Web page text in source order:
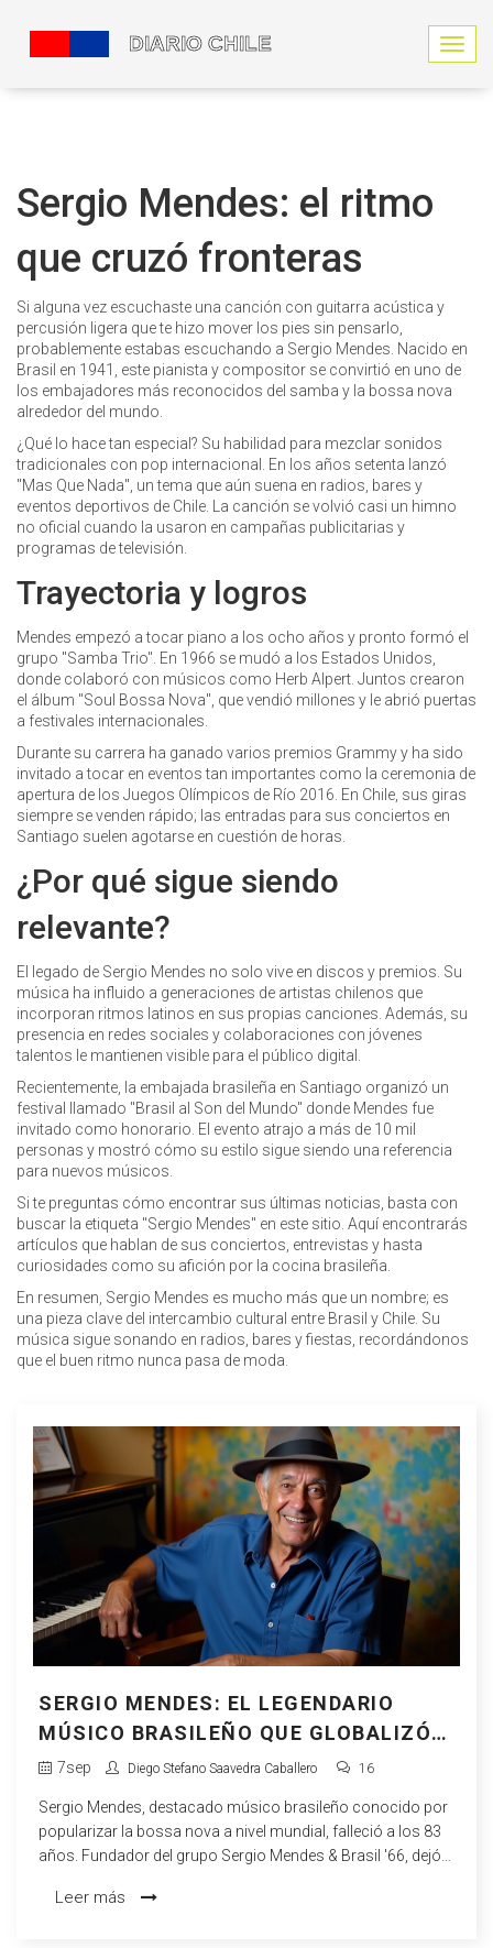
N
a
l
a
Sergio Mendes: el ritmo
que cruzó fronteras
Si alguna vez escuchaste una canción con guitarra acústica y
percusión ligera que te hizo mover los pies sin pensarlo,
probablemente estabas escuchando a Sergio Mendes. Nacido en
Brasil en 1941, este pianista y compositor se convirtió en uno de
los embajadores más reconocidos del samba y la bossa nova
alrededor del mundo.
¿Qué lo hace tan especial? Su habilidad para mezclar sonidos
tradicionales con pop internacional. En los años setenta lanzó
"Mas Que Nada", un tema que aún suena en radios, bares y
eventos deportivos de Chile. La canción se volvió casi un himno
no oficial cuando la usaron en campañas publicitarias y
programas de televisión.
Trayectoria y logros
Mendes empezó a tocar piano a los ocho años y pronto formó el
grupo "Samba Trio". En 1966 se mudó a los Estados Unidos,
donde colaboró con músicos como Herb Alpert. Juntos crearon
el álbum "Soul Bossa Nova", que vendió millones y le abrió puertas
a festivales internacionales.
Durante su carrera ha ganado varios premios Grammy y ha sido
invitado a tocar en eventos tan importantes como la ceremonia de
apertura de los Juegos Olímpicos de Río 2016. En Chile, sus giras
siempre se venden rápido; las entradas para sus conciertos en
Santiago suelen agotarse en cuestión de horas.
¿Por qué sigue siendo
relevante?
El legado de Sergio Mendes no solo vive en discos y premios. Su
música ha influido a generaciones de artistas chilenos que
incorporan ritmos latinos en sus propias canciones. Además, su
presencia en redes sociales y colaboraciones con jóvenes
talentos le mantienen visible para el público digital.
Recientemente, la embajada brasileña en Santiago organizó un
festival llamado "Brasil al Son del Mundo" donde Mendes fue
invitado como honorario. El evento atrajo a más de 10 mil
personas y mostró cómo su estilo sigue siendo una referencia
para nuevos músicos.
Si te preguntas cómo encontrar sus últimas noticias, basta con
buscar la etiqueta "Sergio Mendes" en este sitio. Aquí encontrarás
artículos que hablan de sus conciertos, entrevistas y hasta
curiosidades como su afición por la cocina brasileña.
En resumen, Sergio Mendes es mucho más que un nombre; es
una pieza clave del intercambio cultural entre Brasil y Chile. Su
música sigue sonando en radios, bares y fiestas, recordándonos
que el buen ritmo nunca pasa de moda.
SERGIO MENDES: EL LEGENDARIO
MÚSICO BRASILEÑO QUE GLOBALIZÓ
LA BOSSA NOVA FALLECE A LOS 83
7sep Diego Stefano Saavedra Caballero 16
Sergio Mendes, destacado músico brasileño conocido por
popularizar la bossa nova a nivel mundial, falleció a los 83
años. Fundador del grupo Sergio Mendes & Brasil '66, dejó
y pop estadounidense, y colaboró con diversos artistas a lo
Leer más